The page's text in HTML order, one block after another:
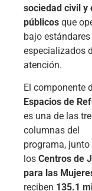
sociedad civil y
públicos que
bajo estándares
especializados
atención.
El componente
Espacios de
es una de las
columnas del
programa, junto
los Centros de
para las
reciben 135.1